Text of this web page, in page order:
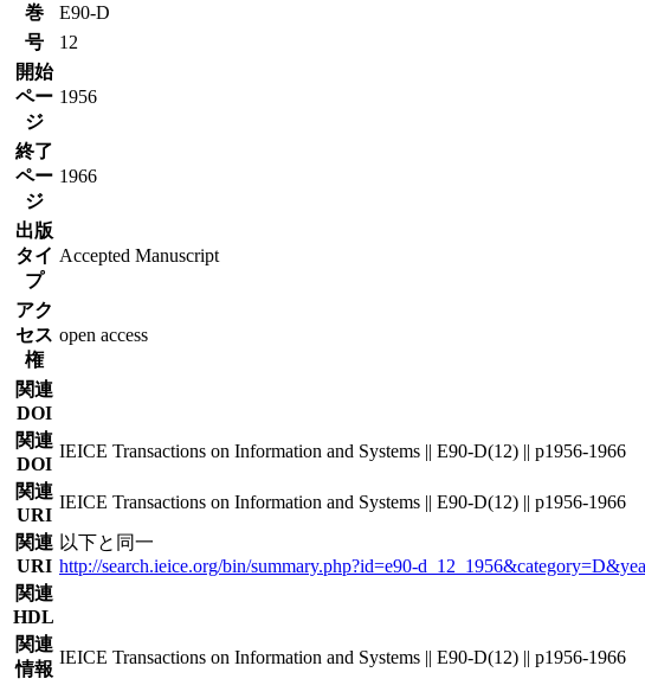
巻
E90-D
号
12
開始
ペー
ジ
1956
終了
ペー
ジ
1966
出版
タイ
プ
Accepted Manuscript
アク
セス
権
open access
関連
DOI
関連
DOI
IEICE Transactions on Information and Systems || E90-D(12) || p1956-1966
関連
URI
IEICE Transactions on Information and Systems || E90-D(12) || p1956-1966
関連
URI
以下と同一
http://search.ieice.org/bin/summary.php?id=e90-
関連
HDL
関連
情報
IEICE Transactions on Information and Systems || E90-D(12) || p1956-1966